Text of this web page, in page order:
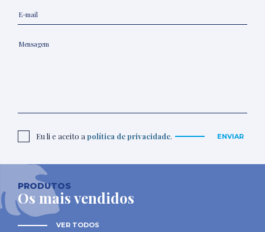
Eu li e aceito a política de privacidade. ENVIAR
PRODUTOS
Os mais vendidos
VER TODOS